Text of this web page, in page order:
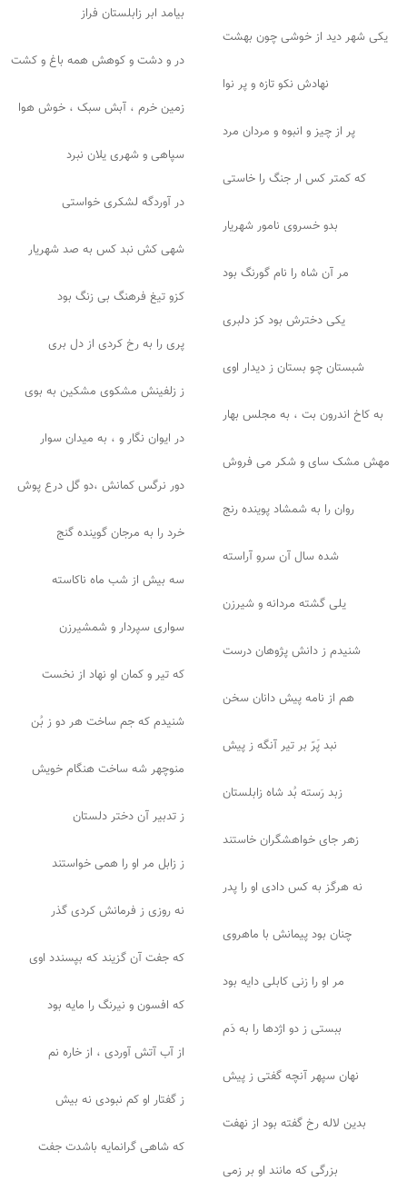
بیامد ابر زابلستان فراز
یکی شهر دید از خوشی چون بهشت
در و دشت و کوهش همه باغ و کشت
نهادش نکو تازه و پر نوا
زمین خرم ، آبش سبک ، خوش هوا
پر از چیز و انبوه و مردان مرد
سپاهی و شهری یلان نبرد
که کمتر کس ار جنگ را خاستی
در آوردگه لشکری خواستی
بدو خسروی نامور شهریار
شهی کش نبد کس به صد شهریار
مر آن شاه را نام گورنگ بود
کزو تیغ فرهنگ بی زنگ بود
یکی دخترش بود کز دلبری
پری را به رخ کردی از دل بری
شبستان چو بستان ز دیدار اوی
ز زلفینش مشکوی مشکین به بوی
به کاخ اندرون بت ، به مجلس بهار
در ایوان نگار و ، به میدان سوار
مهش مشک سای و شکر می فروش
دور نرگس کمانش ،دو گل درع پوش
روان را به شمشاد پوینده رنج
خرد را به مرجان گوینده گنج
شده سال آن سرو آراسته
سه بیش از شب ماه ناکاسته
یلی گشته مردانه و شیرزن
سواری سپردار و شمشیرزن
شنیدم ز دانش پژوهان درست
که تیر و کمان او نهاد از نخست
هم از نامه پیش دانان سخن
شنیدم که جم ساخت هر دو ز بُن
نبد پَرّ بر تیر آنگه ز پیش
منوچهر شه ساخت هنگام خویش
زبد رَسته بُد شاه زابلستان
ز تدبیر آن دختر دلستان
زهر جای خواهشگران خاستند
ز زابل مر او را همی خواستند
نه هرگز به کس دادی او را پدر
نه روزی ز فرمانش کردی گذر
چنان بود پیمانش با ماهروی
که جفت آن گزیند که بپسندد اوی
مر او را زنی کابلی دایه بود
که افسون و نیرنگ را مایه بود
ببستی ز دو اژدها را به دَم
از آب آتش آوردی ، از خاره نم
نهان سپهر آنچه گفتی ز پیش
ز گفتار او کم نبودی نه بیش
بدین لاله رخ گفته بود از نهفت
که شاهی گرانمایه باشدت جفت
بزرگی که مانند او بر زمی